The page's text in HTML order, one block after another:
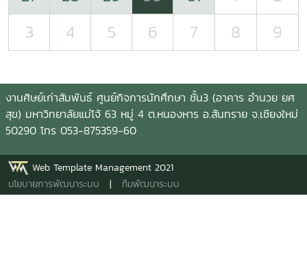
3
4 5 6 7 8 9
งานศิษย์เก่าสัมพันธ์ ศูนย์กิจการนักศึกษา ชั้น3 (อาคาร อำนวย ยศ
สุข) มหาวิทยาลัยแม่โจ้ 63 หมู่ 4 ต.หนองหาร อ.สันทราย จ.เชียงใหม่
50290 โทร 053-875359-60
Web Template Management 2021
นโยบายการพัฒนาระบบ | ทีมพัฒนาระบบ